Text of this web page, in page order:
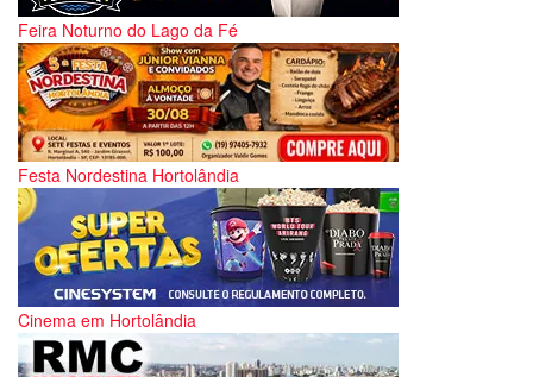
Feira Noturno do Lago da Fé
Festa Nordestina Hortolândia
Cinema em Hortolândia